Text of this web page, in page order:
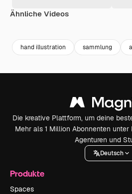
Ähnliche Videos
hand illustration sammlung
Die kreative Plattform, um deine
Mehr als 1 Million Abonnenten unter
Agenturen und
Deutsch
Produkte
Spaces